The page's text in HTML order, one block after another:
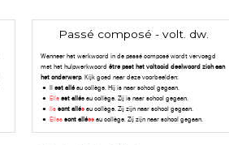
Passé composé - volt. dw.
Wanneer het werkwoord in de passé composé wordt vervoegd
met het hulpwerkwoord être past het voltooid deelwoord zich aan
het onderwerp. Kijk goed naar deze voorbeelden:
Ilest alléau collège. Hij is naar school gegaan.
Elle est allée au collège. Zij is naar school gegaan.
Ils sont allés au collège. Zij zijn naar school gegaan.
Elles sont allées au collège. Zij zijn naar school gegaan.